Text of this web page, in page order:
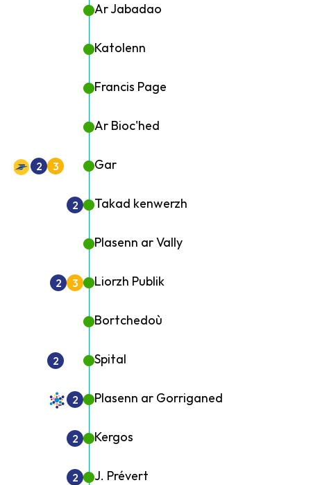
2 3
2
2 3
2
2
2
2
Ar Jabadao
Katolenn
Francis Page
Ar Bioc'hed
Gar
Takad kenwerzh
Plasenn ar Vally
Liorzh Publik
Bortchedoù
Spital
Plasenn ar Gorriganed
Kergos
J. Prévert